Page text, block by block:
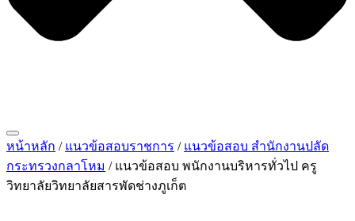
หน้าหลัก / แนวข้อสอบราชการ / แนวข้อสอบ สำนักงานปลัด
กระทรวงกลาโหม / แนวข้อสอบ พนักงานบริหารทั่วไป ครู
วิทยาลัยวิทยาลัยสารพัดช่างภูเก็ต